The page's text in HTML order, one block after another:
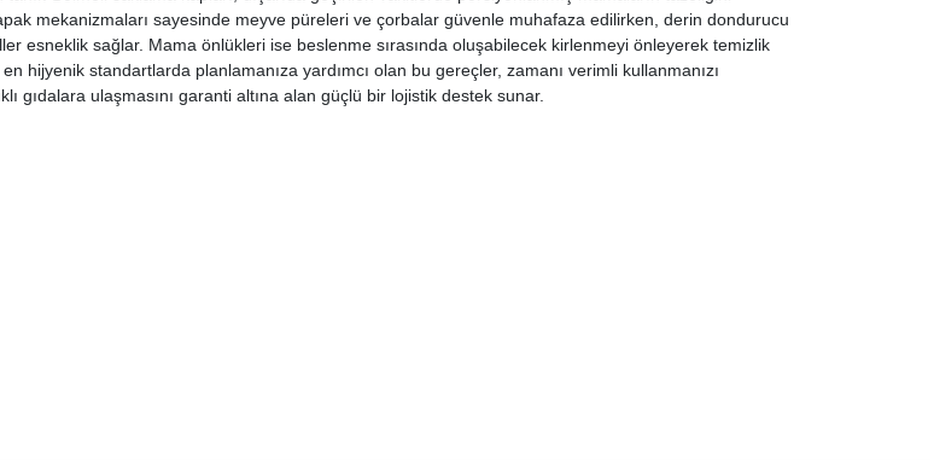
mekanizmaları sayesinde meyve püreleri ve çorbalar güvenle muhafaza edilirken, derin dondurucu
esneklik sağlar. Mama önlükleri ise beslenme sırasında oluşabilecek kirlenmeyi önleyerek temizlik
hijyenik standartlarda planlamanıza yardımcı olan bu gereçler, zamanı verimli kullanmanızı
gıdalara ulaşmasını garanti altına alan güçlü bir lojistik destek sunar.